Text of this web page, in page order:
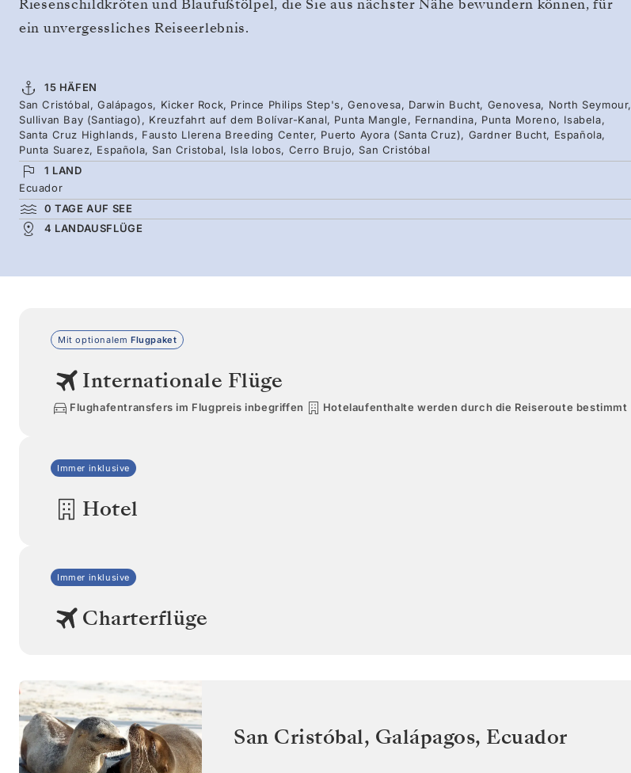
Riesenschildkröten und Blaufußtölpel, die Sie aus nächster Nähe bewundern können, für
ein unvergessliches Reiseerlebnis.
15 HÄFEN
San Cristóbal, Galápagos, Kicker Rock, Prince Philips Step's, Genovesa, Darwin Bucht, Genovesa, North Seymour,
Sullivan Bay (Santiago), Kreuzfahrt auf dem Bolívar-Kanal, Punta Mangle, Fernandina, Punta Moreno, Isabela,
Santa Cruz Highlands, Fausto Llerena Breeding Center, Puerto Ayora (Santa Cruz), Gardner Bucht, Española,
Punta Suarez, Española, San Cristobal, Isla lobos, Cerro Brujo, San Cristóbal
1 LAND
Ecuador
0 TAGE AUF SEE
4 LANDAUSFLÜGE
Mit optionalem Flugpaket
Internationale Flüge
Flughafentransfers im Flugpreis inbegriffen Hotelaufenthalte werden durch die Reiseroute bestimmt
Immer inklusive
Hotel
Immer inklusive
Charterflüge
San Cristóbal, Galápagos, Ecuador